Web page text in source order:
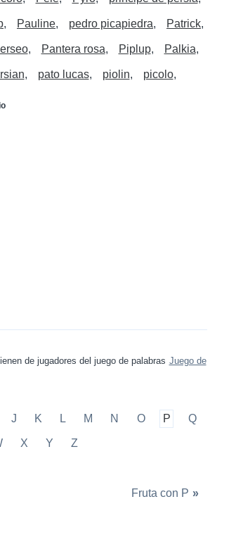
Pauline pedro picapiedra Patrick
Pantera rosa Piplup Palkia
pato lucas piolin picolo
de jugadores del juego de palabras Juego de
J K L M N O P Q
X Y Z
Fruta con P »